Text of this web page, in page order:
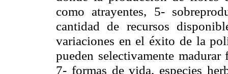
como atrayentes, 5-
cantidad de recursos
variaciones en el éxito de la
pueden selectivamente
7- formas de vida, especies